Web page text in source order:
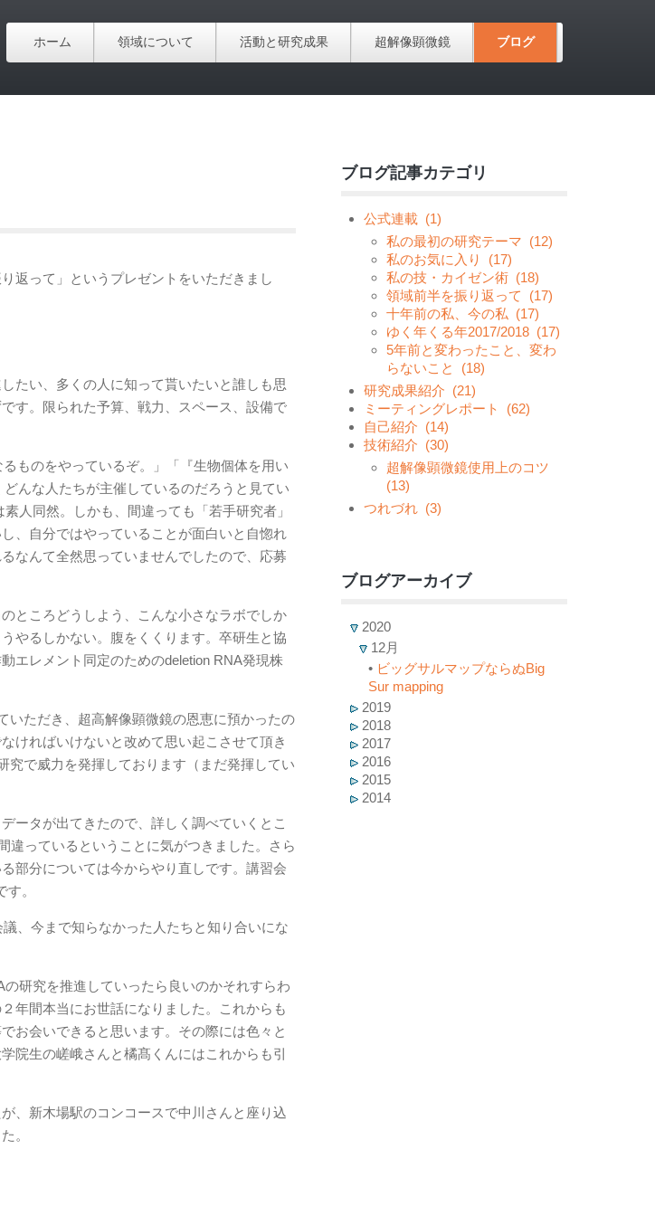
ホーム 領域について 活動と研究成果 超解像顕微鏡 ブログ
返って」というプレゼントをいただきまし
たい、多くの人に知って貰いたいと誰しも思
す。限られた予算、戦力、スペース、設備で
ものをやっているぞ。」「『生物個体を用い
んな人たちが主催しているのだろうと見てい
人同然。しかも、間違っても「若手研究者」
、自分ではやっていることが面白いと自惚れ
なんて全然思っていませんでしたので、応募
ところどうしよう、こんな小さなラボでしか
やるしかない。腹をくくります。卒研生と協
エレメント同定のためのdeletion RNA発現株
いただき、超高解像顕微鏡の恩恵に預かったの
ければいけないと改めて思い起こさせて頂き
究で威力を発揮しております（まだ発揮してい
ータが出てきたので、詳しく調べていくとこ
違っているということに気がつきました。さら
部分については今からやり直しです。講習会
。
、今まで知らなかった人たちと知り合いにな
研究を推進していったら良いのかそれすらわ
年間本当にお世話になりました。これからも
お会いできると思います。その際には色々と
院生の嵯峨さんと橘髙くんにはこれからも引
、新木場駅のコンコースで中川さんと座り込
。
ブログ記事カテゴリ
公式連載 (1)
私の最初の研究テーマ (12)
私のお気に入り
(17)
私の技・カイゼン術 (18)
領域前半を振り返って
(17)
十年前の私、今の私 (17)
ゆく年くる年2017/2018 (17)
5年前と変わったこと、変わ
らないこと
(18)
研究成果紹介 (21)
ミーティングレポート
(62)
自己紹介 (14)
技術紹介 (30)
超解像顕微鏡使用上のコツ
(13)
つれづれ (3)
ブログアーカイブ
2020
12月
• ビッグサルマップならぬBig
Sur mapping
2019
2018
2017
2016
2015
2014